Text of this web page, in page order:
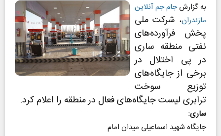
به گزارشجام جم آنلاین
مازندران، شرکت ملی
پخش فرآورده‌های
نفتی منطقه ساری
در پی اختلال در
برخی از جایگاه‌های
توزیع سوخت
ترابری لیست جایگاه‌های فعال در منطقه را اعلام کرد.
ساری:
جایگاه شهید اسماعیلی میدان امام